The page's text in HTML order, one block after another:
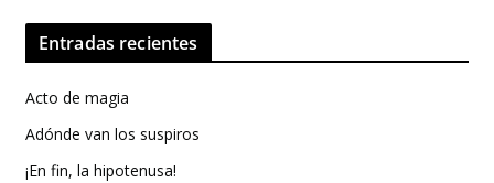
Entradas recientes
Acto de magia
Adónde van los suspiros
¡En fin, la hipotenusa!